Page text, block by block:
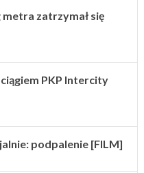
zatrzymał się
PKP Intercity
podpalenie [FILM]